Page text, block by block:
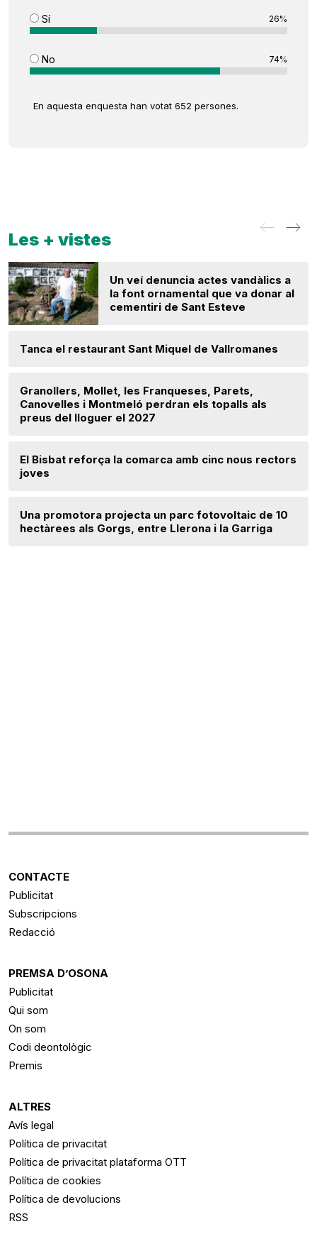
Sí 26%
No 74%
En aquesta enquesta han votat 652 persones.
Les + vistes
Un veí denuncia actes vandàlics a
la font ornamental que va donar al
cementiri de Sant Esteve
Tanca el restaurant Sant Miquel de Vallromanes
Granollers, Mollet, les Franqueses, Parets,
Canovelles i Montmeló perdran els topalls als
preus del lloguer el 2027
El Bisbat reforça la comarca amb cinc nous rectors
joves
Una promotora projecta un parc fotovoltaic de 10
hectàrees als Gorgs, entre Llerona i la Garriga
CONTACTE
Publicitat
Subscripcions
Redacció
PREMSA D’OSONA
Publicitat
Qui som
On som
Codi deontològic
Premis
ALTRES
Avís legal
Política de privacitat
Política de privacitat plataforma OTT
Política de cookies
Política de devolucions
RSS